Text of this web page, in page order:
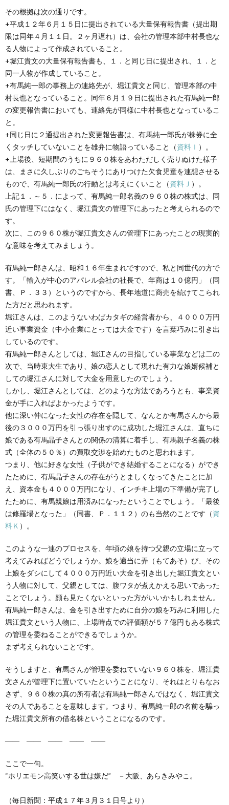
その根拠は次の通りです。
+平成１２年６月１５日に提出されている大量保有報告書（提出期
限は同年４月１１日。２ヶ月遅れ）は、会社の管理本部中村長也な
る人物によって作成されていること。
+堀江貴文の大量保有報告書も、１．と同じ日に提出され、１．と
同一人物が作成していること。
+有馬純一郎の事務上の連絡先が、堀江貴文と同じ、管理本部の中
村長也となっていること。同年６月１９日に提出された有馬純一郎
の変更報告書においても、連絡先が同様に中村長也となっているこ
と。
+同じ日に２通提出された変更報告書は、有馬純一郎氏が株券に全
くタッチしていないことを雄弁に物語っていること（資料Ｉ ）。
+上場後、短期間のうちに９６０株をあわただしく売りぬけた様子
は、まさに久しぶりのごちそうにありつけた欠食児童を連想させる
もので、有馬純一郎氏の行動とは考えにくいこと（資料Ｊ ）。
上記１．～５．によって、有馬純一郎名義の９６０株の株式は、同
氏の管理下にはなく、堀江貴文の管理下にあったと考えられるので
す。
次に、この９６０株が堀江貴文さんの管理下にあったことの現実的
な意味を考えてみましょう。
有馬純一郎さんは、昭和１６年生まれですので、私と同世代の方で
す。「輸入が中心のアパレル会社の社長で、年商は１０億円」（同
書、Ｐ．３３）というのですから、長年地道に商売を続けてこられ
た方だと思われます。
堀江さんは、このようないわばカタギの経営者から、４０００万円
近い事業資金（中小企業にとっては大金です）を言葉巧みに引き出
しているのです。
有馬純一郎さんとしては、堀江さんの目指している事業などは二の
次で、当時東大生であり、娘の恋人として現れた有力な娘婿候補と
しての堀江さんに対して大金を用意したのでしょう。
しかし、堀江さんとしては、どのような方法であろうとも、事業資
金が手に入ればよかったようです。
他に深い仲になった女性の存在を隠して、なんとか有馬さんから最
後の３０００万円を引っ張り出すのに成功した堀江さんは、直ちに
娘である有馬晶子さんとの関係の清算に着手し、有馬親子名義の株
式（全体の５０％）の買取交渉を始めたものと思われます。
つまり、他に好きな女性（子供ができ結婚することになる）ができ
たために、有馬晶子さんの存在がうとましくなってきたことに加
え、資本金も４０００万円になり、インチキ上場の下準備が完了し
たために、有馬親娘は用済みになったということでしょう。「最後
は修羅場となった」（同書、Ｐ．１１２）のも当然のことです（資
料Ｋ ）。
このような一連のプロセスを、年頃の娘を持つ父親の立場に立って
考えてみればどうでしょうか。娘を適当に弄（もてあそ）び、その
上娘をダシにして４０００万円近い大金を引き出した堀江貴文とい
う人物に対して、父親としては、腹ワタが煮えかえる思いであった
ことでしょう。顔も見たくないといった方がいいかもしれません。
有馬純一郎さんは、金を引き出すために自分の娘を巧みに利用した
堀江貴文という人物に、上場時点での評価額が５７億円もある株式
の管理を委ねることができるでしょうか。
まず考えられないことです。
そうしますと、有馬さんが管理を委ねていない９６０株を、堀江貴
文さんが管理下に置いていたということになり、それはとりもなお
さず、９６０株の真の所有者は有馬純一郎さんではなく、堀江貴文
その人であることを意味します。つまり、有馬純一郎の名前を騙っ
た堀江貴文所有の借名株ということになるのです。
―― ―― ―― ―― ――
ここで一句。
“ホリエモン高笑いする世は嫌だ” －大阪、あらきみやこ。
（毎日新聞：平成１７年３月３１日号より）